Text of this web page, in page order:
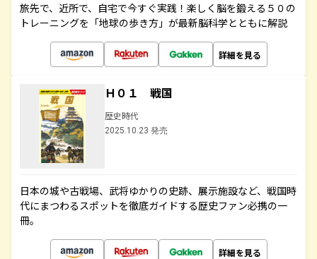
旅先で、近所で、自宅で今すぐ実践！楽しく脳を鍛える５０の
トレーニングを「地球の歩き方」が最新脳科学とともに解説
詳細を見る
Ｈ０１ 戦国
歴史時代
2025.10.23 発売
日本の城や古戦場、武将ゆかりの史跡、展示施設など、戦国時
代にまつわるスポットを徹底ガイドする歴史ファン必携の一
冊。
詳細を見る